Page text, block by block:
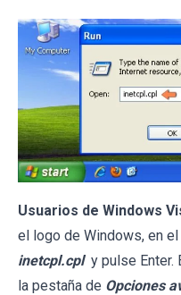
Usuarios de Windows
el logo de Windows, en
inetcpl.cpl y pulse Enter.
la pestaña de Opciones